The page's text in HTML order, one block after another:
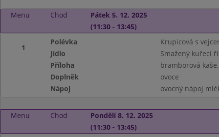
Menu Chod
Pátek 5. 12. 2025
(11:30 - 13:45)
1
Polévka
Krupicová s
Jídlo
Smažený kuřecí
Příloha
bramborová
Doplněk
ovoce
Nápoj
ovocný nápoj
Menu Chod
Pondělí 8. 12. 2025
(11:30 - 13:45)